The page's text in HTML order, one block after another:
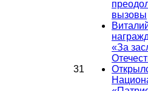
31
вызовы
«За